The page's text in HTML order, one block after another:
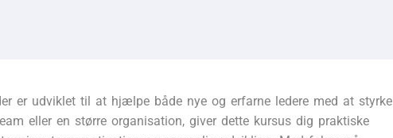
er udviklet til at hjælpe både nye og erfarne ledere med at styrke
eller en større organisation, giver dette kursus dig praktiske